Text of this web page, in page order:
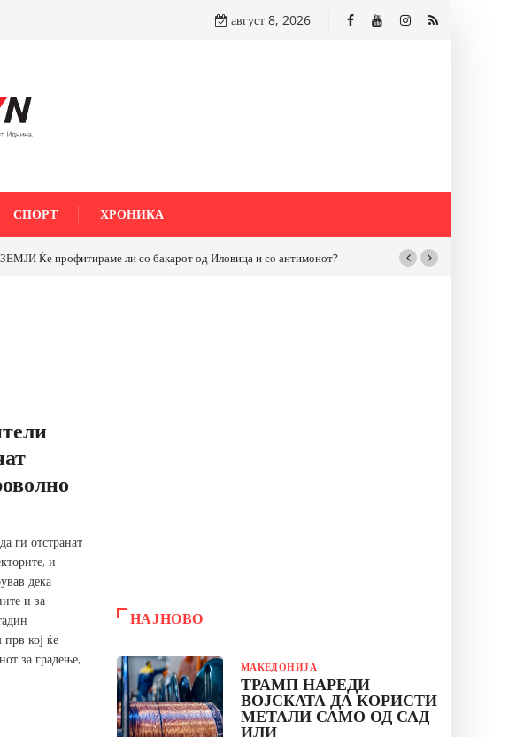
август 8, 2026
СПОРТ ХРОНИКА
профитираме ли со бакарот од Иловица и со антимонот?
ги отстранат
и
дека
и за
кој ќе
за градење,
НАЈНОВО
МАКЕДОНИЈА
ТРАМП НАРЕДИ
ВОЈСКАТА ДА КОРИСТИ
МЕТАЛИ САМО ОД САД
ИЛИ